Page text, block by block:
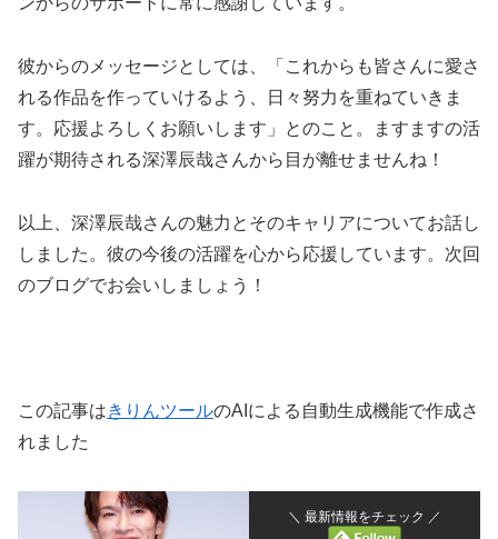
彼からのメッセージとしては、「これからも皆さんに愛さ
れる作品を作っていけるよう、日々努力を重ねていきま
す。応援よろしくお願いします」とのこと。ますますの活
躍が期待される深澤辰哉さんから目が離せませんね！
以上、深澤辰哉さんの魅力とそのキャリアについてお話し
しました。彼の今後の活躍を心から応援しています。次回
のブログでお会いしましょう！
この記事はきりんツールのAIによる自動生成機能で作成さ
れました
＼ 最新情報をチェック ／